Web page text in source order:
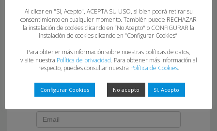
Nombre *
Al clicar en "Sí, Acepto", ACEPTA SU USO, si bien podrá retirar su
consentimiento en cualquier momento. También puede RECHAZAR
la instalación de cookies clicando en “No Acepto" o CONFIGURAR la
instalación de cookies clicando en “Configurar Cookies”.
Para obtener más información sobre nuestras políticas de datos,
visite nuestra Política de privacidad. Para obtener más información al
respecto, puedes consultar nuestra Política de Cookies.
Configurar Cookies No acepto Sí, Acepto